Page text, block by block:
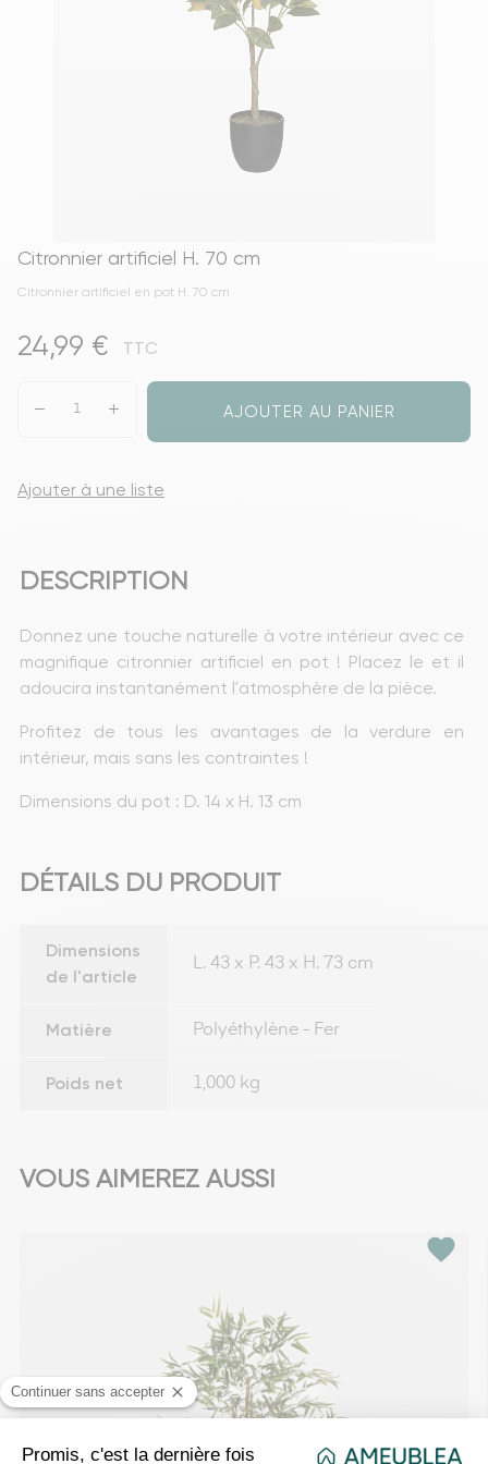
Citronnier artificiel H. 70 cm
Citronnier artificiel en pot H. 70 cm
24,99 € TTC
AJOUTER AU PANIER
Ajouter à une liste
DESCRIPTION
Donnez une touche naturelle à votre intérieur avec ce
magnifique citronnier artificiel en pot ! Placez le et il
adoucira instantanément l'atmosphère de la pièce.
Profitez de tous les avantages de la verdure en
intérieur, mais sans les contraintes !
Dimensions du pot : D. 14 x H. 13 cm
DÉTAILS DU PRODUIT
Dimensions
de l'article
L. 43 x P. 43 x H. 73 cm
Matière Polyéthylène - Fer
Poids net 1,000 kg
VOUS AIMEREZ AUSSI
favorite